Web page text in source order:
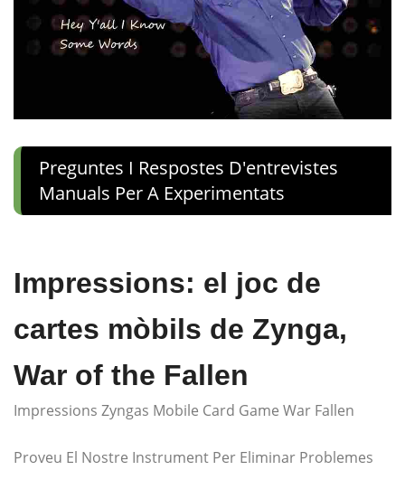
Preguntes I Respostes D'entrevistes
Manuals Per A Experimentats
Impressions: el joc de
cartes mòbils de Zynga,
War of the Fallen
Impressions Zyngas Mobile Card Game War Fallen
Proveu El Nostre Instrument Per Eliminar Problemes